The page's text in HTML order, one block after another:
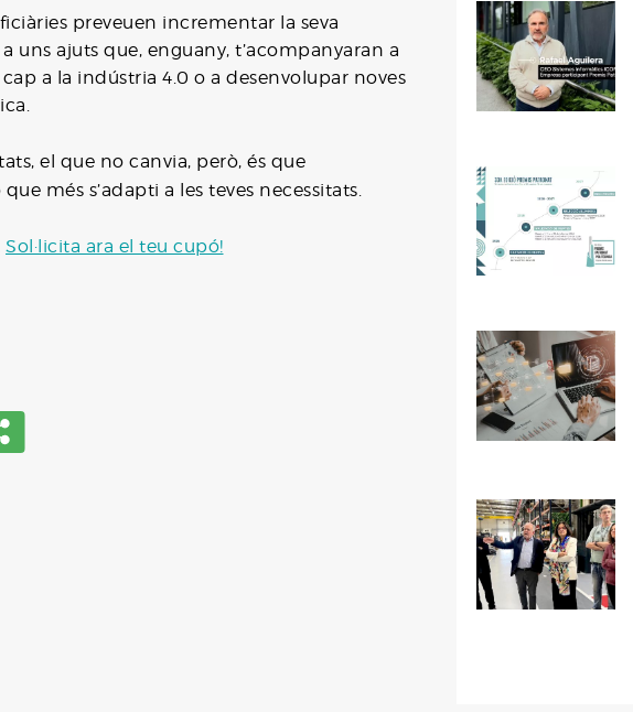
preveuen incrementar la seva
uns ajuts que, enguany, t’acompanyaran a
a la indústria 4.0 o a desenvolupar noves
el que no canvia, però, és que
més s’adapti a les teves necessitats.
Sol·licita ara el teu cupó!